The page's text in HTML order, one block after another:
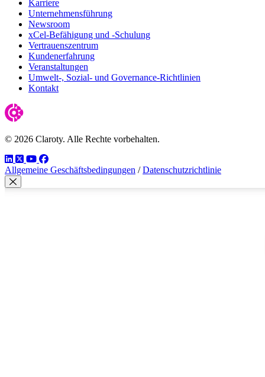
Karriere
Unternehmensführung
Newsroom
xCel-Befähigung und -Schulung
Vertrauenszentrum
Kundenerfahrung
Veranstaltungen
Umwelt-, Sozial- und Governance-Richtlinien
Kontakt
© 2026 Claroty. Alle Rechte vorbehalten.
LinkedIn
TwitterYouTube
Facebook
Allgemeine Geschäftsbedingungen / Datenschutzrichtlinie
Modal schließen